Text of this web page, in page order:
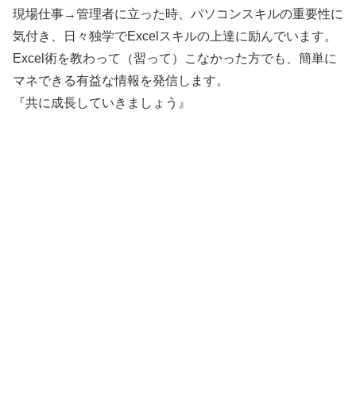
現場仕事→管理者に立った時、パソコンスキルの重要性に
気付き、日々独学でExcelスキルの上達に励んでいます。
Excel術を教わって（習って）こなかった方でも、簡単に
マネできる有益な情報を発信します。
『共に成長していきましょう』